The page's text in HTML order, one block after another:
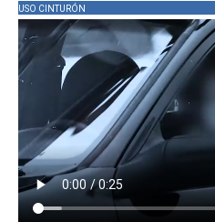
USO CINTURÓN